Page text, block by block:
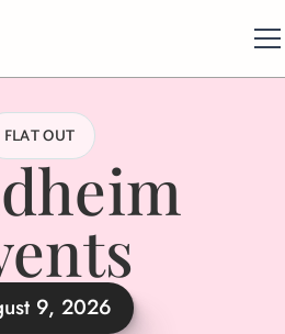
FLAT OUT
9, 2026